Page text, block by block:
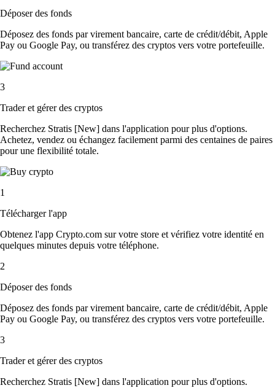
Déposer des fonds
Déposez des fonds par virement bancaire, carte de crédit/débit, Apple
Pay ou Google Pay, ou transférez des cryptos vers votre portefeuille.
3
Trader et gérer des cryptos
Recherchez Stratis [New] dans l'application pour plus d'options.
Achetez, vendez ou échangez facilement parmi des centaines de paires
pour une flexibilité totale.
1
Télécharger l'app
Obtenez l'app Crypto.com sur votre store et vérifiez votre identité en
quelques minutes depuis votre téléphone.
2
Déposer des fonds
Déposez des fonds par virement bancaire, carte de crédit/débit, Apple
Pay ou Google Pay, ou transférez des cryptos vers votre portefeuille.
3
Trader et gérer des cryptos
Recherchez Stratis [New] dans l'application pour plus d'options.